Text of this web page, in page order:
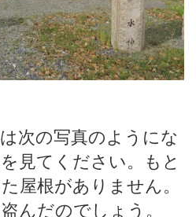
次の写真のようにな
見てください。もと
屋根がありません。
んだのでしょう。